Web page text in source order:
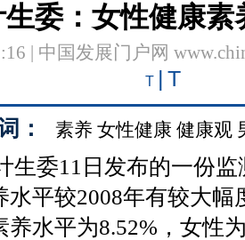
生委：女性健康
| 中国发展门户网
T T
： 素养 女性健康 健康观
生委11日发布的一份
水平较2008年有较大幅
养水平为8.52%，女性